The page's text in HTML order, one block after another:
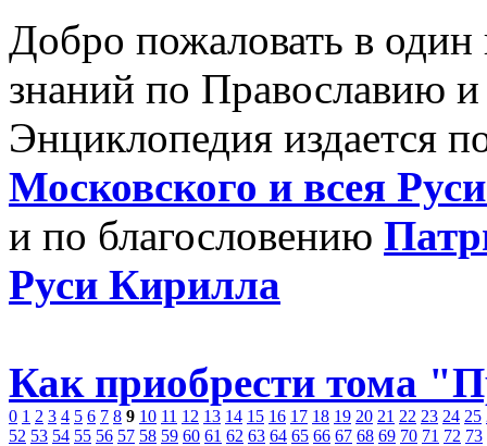
Добро пожаловать в
знаний по Православию
Энциклопедия издается
Московского и всея
и по благословению
Руси Кирилла
Как приобрести тома
0 1 2 3 4 5 6 7 8 9 10 11 12 13 14 15 16 17 18 19 20 21 22 23 24 25
52 53 54 55 56 57 58 59 60 61 62 63 64 65 66 67 68 69 70 71 72 73